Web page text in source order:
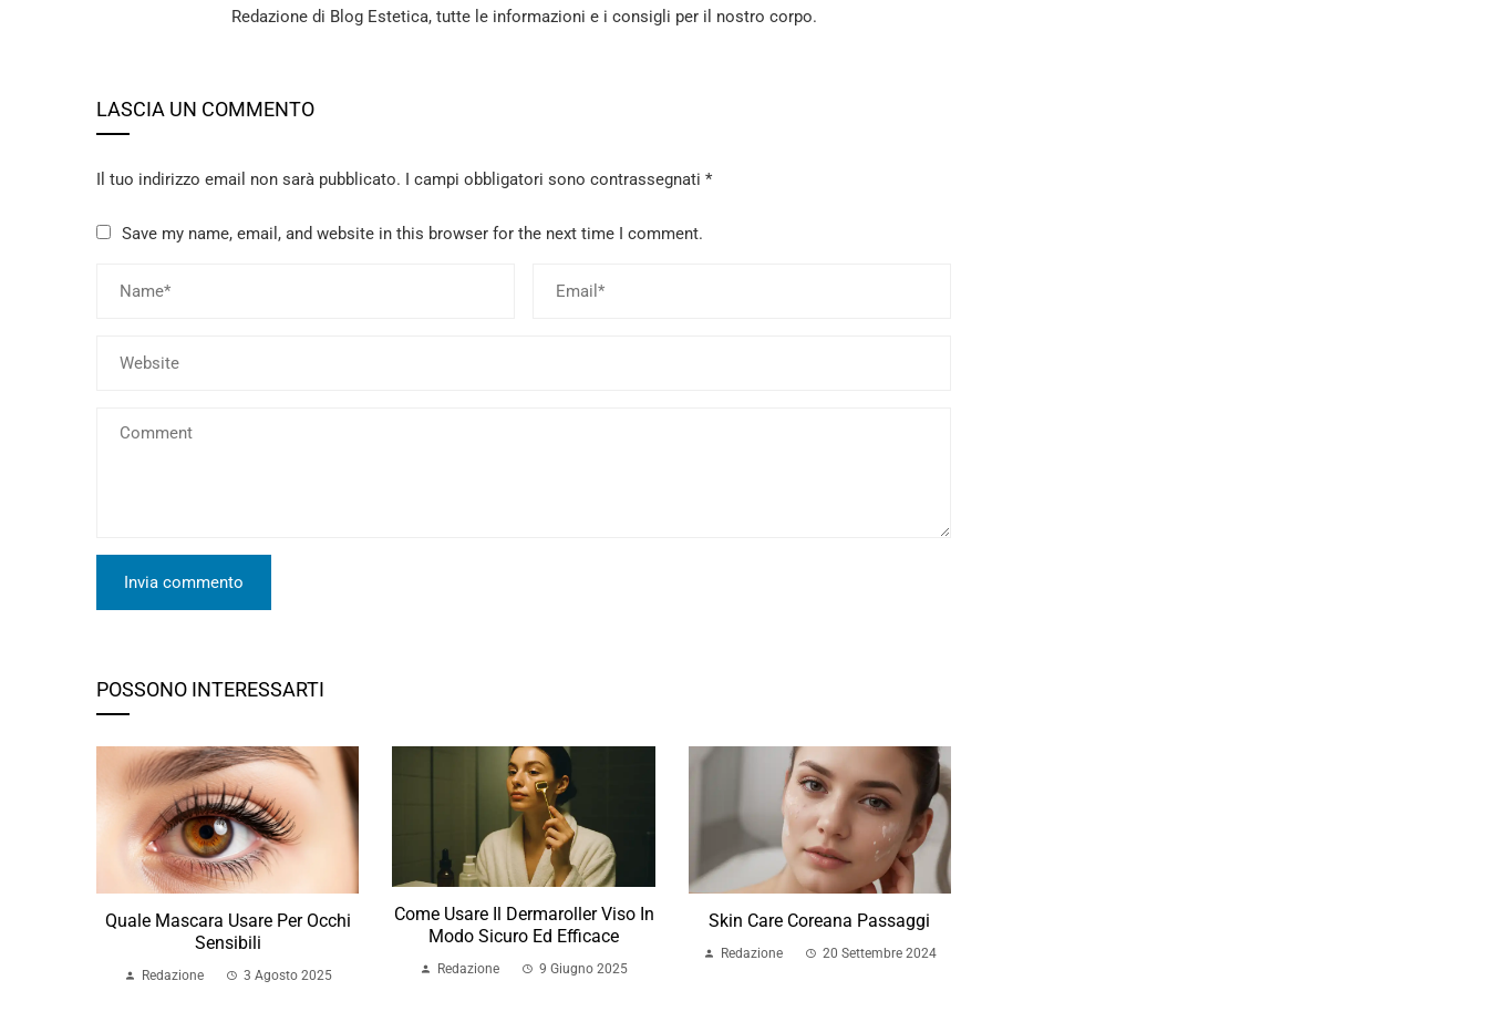
Redazione di Blog Estetica, tutte le informazioni e i consigli per il nostro corpo.
LASCIA UN COMMENTO
Il tuo indirizzo email non sarà pubblicato. I campi obbligatori sono contrassegnati *
Save my name, email, and website in this browser for the next time I comment.
POSSONO INTERESSARTI
Quale Mascara Usare Per Occhi
Sensibili
Redazione 3 Agosto 2025
Come Usare Il Dermaroller Viso In
Modo Sicuro Ed Efficace
Redazione 9 Giugno 2025
Skin Care Coreana Passaggi
Redazione 20 Settembre 2024